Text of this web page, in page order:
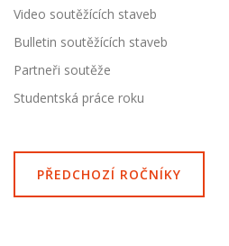
Video soutěžících staveb
Bulletin soutěžících staveb
Partneři soutěže
Studentská práce roku
PŘEDCHOZÍ ROČNÍKY